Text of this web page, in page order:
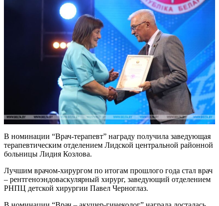
В номинации “Врач-терапевт” награду получила заведующая
терапевтическим отделением Лидской центральной районной
больницы Лидия Козлова.
Лучшим врачом-хирургом по итогам прошлого года стал врач
– рентгеноэндоваскулярный хирург, заведующий отделением
РНПЦ детской хирургии Павел Черноглаз.